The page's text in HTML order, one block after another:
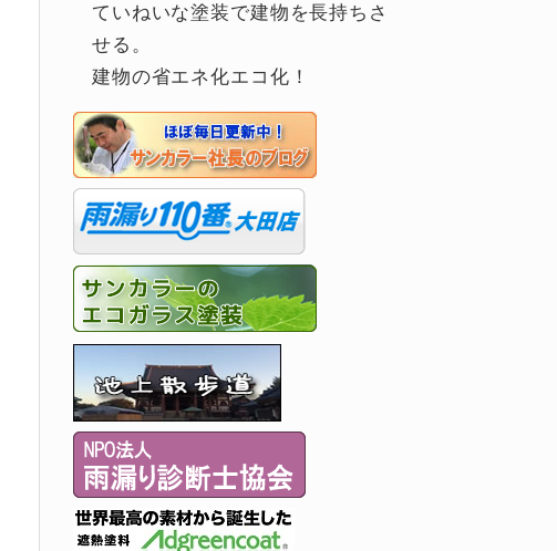
ていねいな塗装で建物を長持ちさ
せる。
建物の省エネ化エコ化！